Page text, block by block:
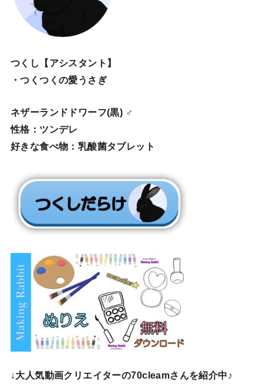
つくし【アシスタント】
・つくつくの愛うさぎ
ネザーランドドワーフ(黒) ♂
性格：ツンデレ
好きな食べ物：乳酸菌タブレット
↓大人気動画クリエイターの70cleamさんを紹介中♪